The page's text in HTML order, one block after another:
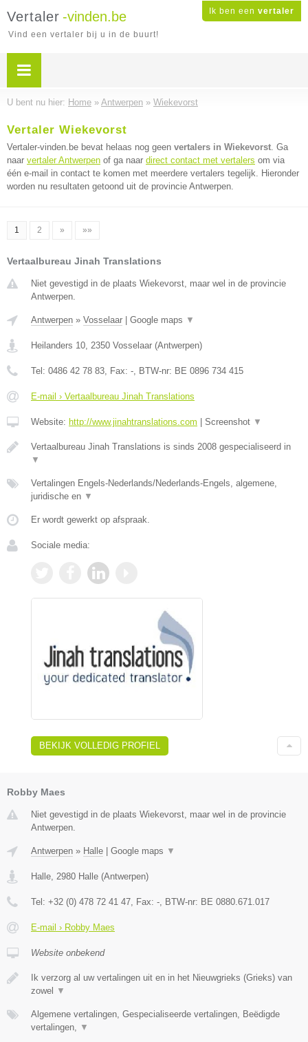
Ik ben een vertaler
Vertaler -vinden.be
Vind een vertaler bij u in de buurt!
U bent nu hier: Home » Antwerpen » Wiekevorst
Vertaler Wiekevorst
Vertaler-vinden.be bevat helaas nog geen vertalers in Wiekevorst. Ga
naar vertaler Antwerpen of ga naar direct contact met vertalers om via
één e-mail in contact te komen met meerdere vertalers tegelijk. Hieronder
worden nu resultaten getoond uit de provincie Antwerpen.
1 2 » »»
Vertaalbureau Jinah Translations
Niet gevestigd in de plaats Wiekevorst, maar wel in de provincie
Antwerpen.
Antwerpen » Vosselaar Google maps ▼
Heilanders 10, 2350 Vosselaar (Antwerpen)
Tel: 0486 42 78 83, Fax: -, BTW-nr: BE 0896 734 415
E-mail › Vertaalbureau Jinah Translations
Website: http://www.jinahtranslations.com Screenshot ▼
Vertaalbureau Jinah Translations is sinds 2008 gespecialiseerd in
▼
Vertalingen Engels-Nederlands/Nederlands-Engels, algemene,
juridische en ▼
Er wordt gewerkt op afspraak.
Sociale media:
BEKIJK VOLLEDIG PROFIEL
Robby Maes
Niet gevestigd in de plaats Wiekevorst, maar wel in de provincie
Antwerpen.
Antwerpen » Halle | Google maps ▼
Halle 2980 Halle (Antwerpen)
Tel: +32 (0) 478 72 41 47 , Fax: - , BTW-nr: BE 0880.671.017
E-mail › Robby Maes
Website onbekend
Ik verzorg al uw vertalingen uit en in het Nieuwgrieks (Grieks) van
zowel ▼
Algemene vertalingen, Gespecialiseerde vertalingen, Beëdigde
vertalingen,
▼